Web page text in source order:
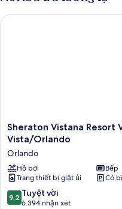
King
With
Sheraton
Vistana
Resort
Villas,
Lake
Buena
Vista/Orlando
Orlando
Sheraton Vistana Resort
Vista/Orlando
Orlando
Hồ bơi
Bếp
Trang thiết bị giặt ủi
Có
9.2
trên
9,2 Tuyệt vời
6.394 nhận xét
Sheraton Vistana Resort